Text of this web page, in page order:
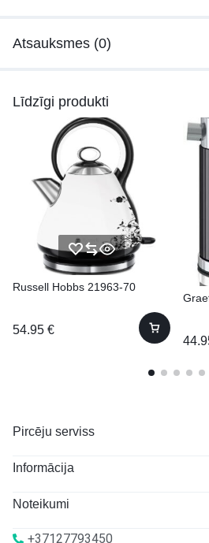
Atsauksmes (0)
Līdzīgi produkti
Russell Hobbs 21963-70
54.95 €
Pircēju serviss
Informācija
Noteikumi
+37127793450